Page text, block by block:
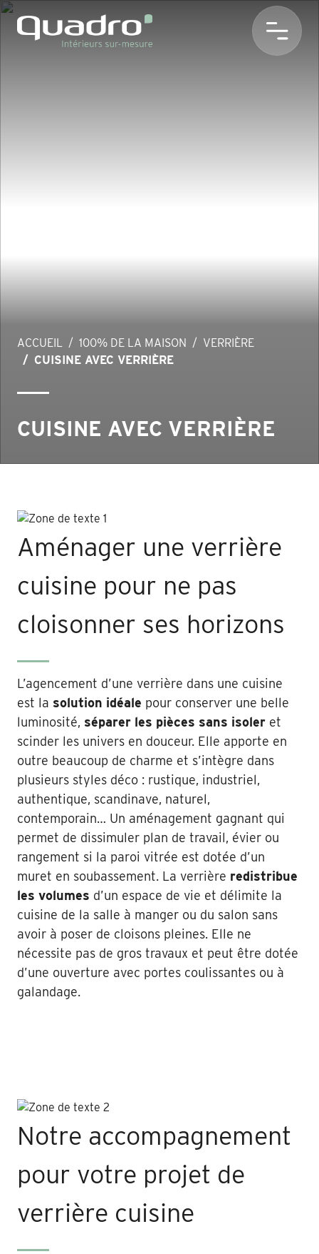
ACCUEIL 100% DE LA MAISON
VERRIÈRE
CUISINE AVEC VERRIÈRE
CUISINE AVEC VERRIÈRE
Aménager une verrière
cuisine pour ne pas
cloisonner ses horizons
L’agencement d’une verrière dans une cuisine
est la solution idéale pour conserver une belle
luminosité, séparer les pièces sans isoler et
scinder les univers en douceur. Elle apporte en
outre beaucoup de charme et s’intègre dans
plusieurs styles déco : rustique, industriel,
authentique, scandinave, naturel,
contemporain… Un aménagement gagnant qui
permet de dissimuler plan de travail, évier ou
rangement si la paroi vitrée est dotée d’un
muret en soubassement. La verrière redistribue
les volumes d’un espace de vie et délimite la
cuisine de la salle à manger ou du salon sans
avoir à poser de cloisons pleines. Elle ne
nécessite pas de gros travaux et peut être dotée
d’une ouverture avec portes coulissantes ou à
galandage.
Notre accompagnement
pour votre projet de
verrière cuisine